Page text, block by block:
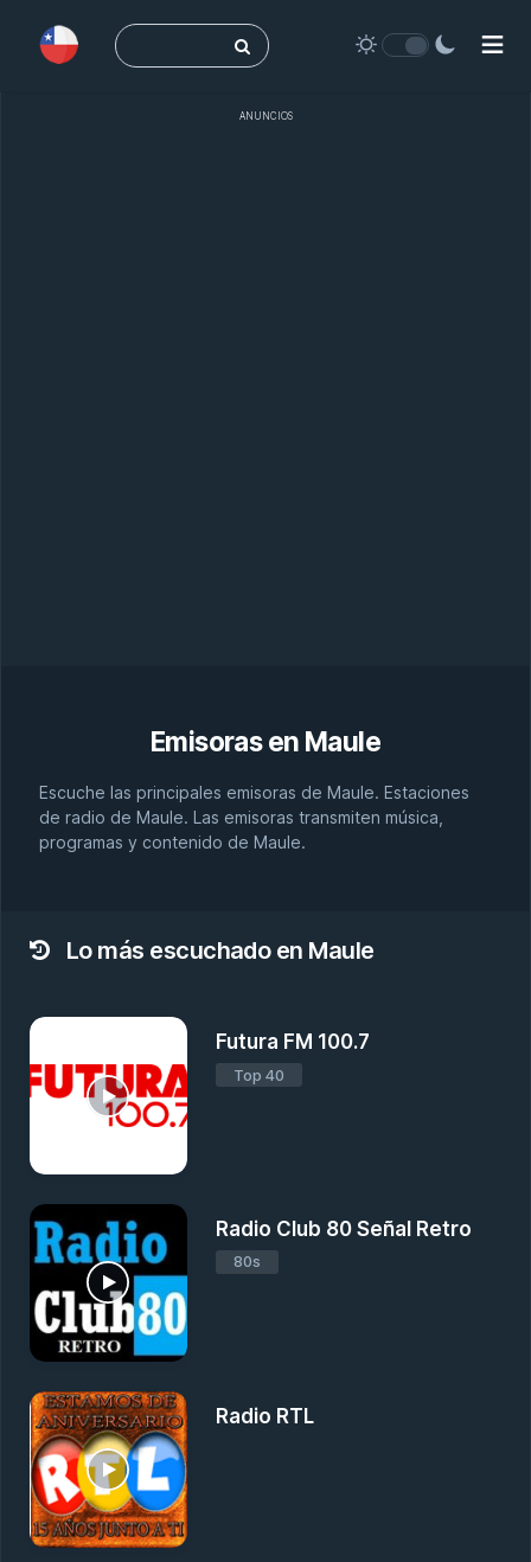
Buscar:
ANUNCIOS
Emisoras en Maule
Escuche las principales emisoras de Maule. Estaciones
de radio de Maule. Las emisoras transmiten música,
programas y contenido de Maule.
Lo más escuchado en Maule
Futura FM 100.7
Top 40
Radio Club 80 Señal Retro
80s
Radio RTL